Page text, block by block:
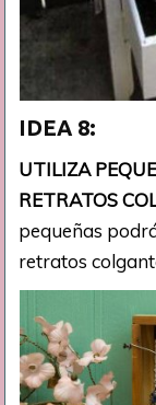
IDEA 8:
UTILIZA
RETRATOS
pequeñas
retratos